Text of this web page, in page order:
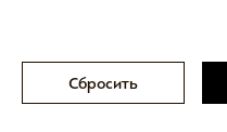
Сбросить